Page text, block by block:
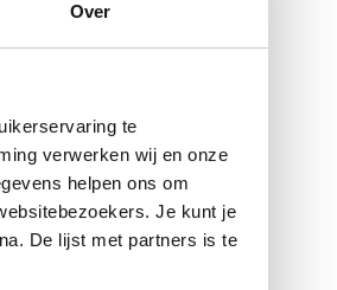
Over
te
verwerken wij en onze
helpen ons om
Je kunt je
De lijst met partners is te
Blijf